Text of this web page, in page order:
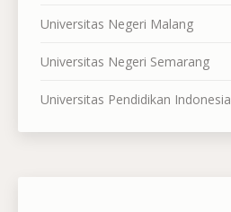
Universitas Negeri Malang
Universitas Negeri Semarang
Universitas Pendidikan Indonesia